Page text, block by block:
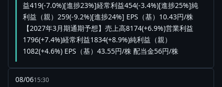
益419(-7.0%)[進捗23%]経常利益454(-3.4%)[進捗25%]純
利益（親）259(-9.2%)[進捗24%] EPS（基）10.43円/株
【2027年3月期通期予想】売上高8174(+6.9%)営業利益
1796(+7.4%)経常利益1834(+8.9%)純利益（親）
1082(+4.6%) EPS（基）43.55円/株 配当金56円/株
08/0615:30